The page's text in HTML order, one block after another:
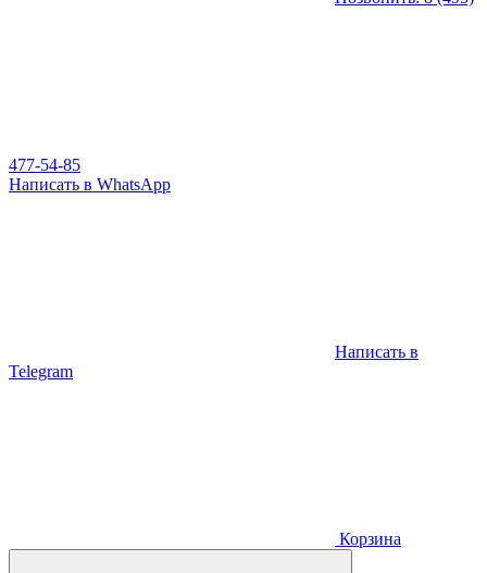
477-54-85
Написать в WhatsApp
Написать в
Telegram
Корзина